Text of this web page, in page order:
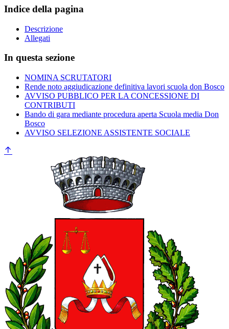
Indice della pagina
Descrizione
Allegati
In questa sezione
NOMINA SCRUTATORI
Rende noto aggiudicazione definitiva lavori scuola don Bosco
AVVISO PUBBLICO PER LA CONCESSIONE DI
CONTRIBUTI
Bando di gara mediante procedura aperta Scuola media Don
Bosco
AVVISO SELEZIONE ASSISTENTE SOCIALE